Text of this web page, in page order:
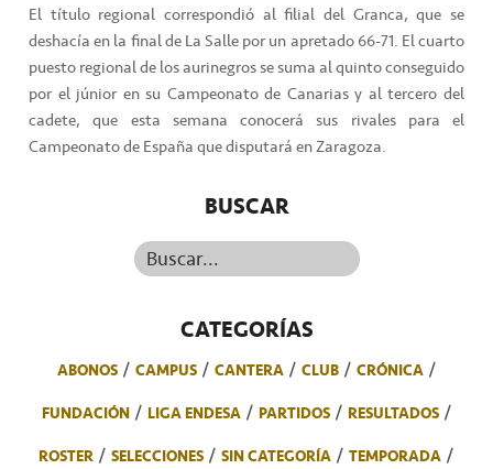
El título regional correspondió al filial del Granca, que se
deshacía en la final de La Salle por un apretado 66-71. El cuarto
puesto regional de los aurinegros se suma al quinto conseguido
por el júnior en su Campeonato de Canarias y al tercero del
cadete, que esta semana conocerá sus rivales para el
Campeonato de España que disputará en Zaragoza.
BUSCAR
Buscar...
CATEGORÍAS
ABONOS CAMPUS CANTERA CLUB
CRÓNICA
FUNDACIÓN
LIGA ENDESA PARTIDOS
RESULTADOS
ROSTER
SELECCIONES SIN CATEGORÍA
TEMPORADA